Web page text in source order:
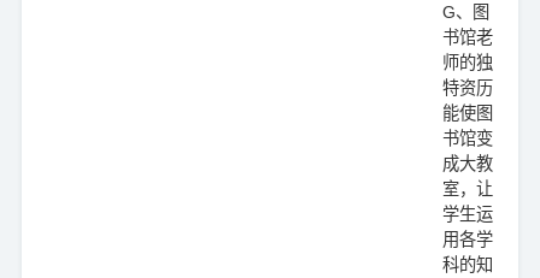
G、图
书馆老
师的独
特资历
能使图
书馆变
成大教
室，让
学生运
用各学
科的知